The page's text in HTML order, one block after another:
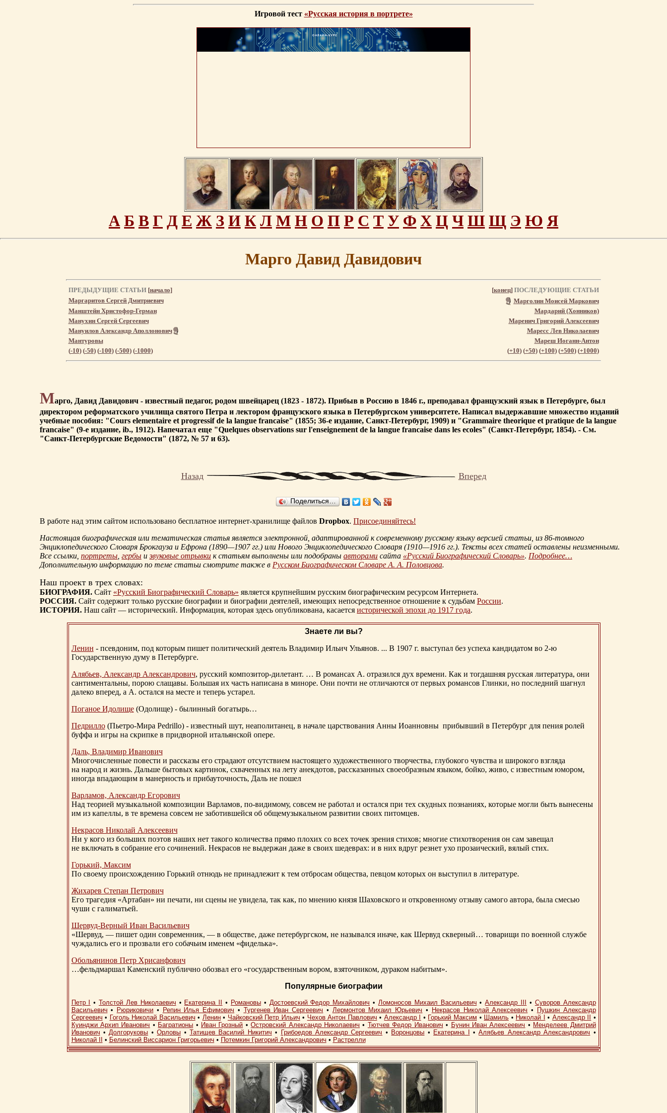
Игровой тест «Русская история в портрете»
А Б В Г Д Е Ж З И К Л М Н О П Р С Т У Ф Х Ц Ч Ш Щ Э Ю Я
Марго Давид Давидович
ПРЕДЫДУЩИЕ СТАТЬИ [начало] [конец]ПОСЛЕДУЮЩИЕ СТАТЬИ
Маргаритов Сергей Дмитриевич
Марголин Моисей Маркович
Манштейн Христофор-Герман
Мардарий (Хонников)
Манухин Сергей Сергеевич
Маренич Григорий Алексеевич
Мануилов Александр Аполлонович
Маресс Лев Николаевич
Мантуровы
Мареш Иоганн-Антон
(-10) (-50) (-100) (-500) (-1000) (+10) (+50) (+100) (+500) (+1000)
Марго, Давид Давидович - известный педагог, родом швейцарец (1823 - 1872). Прибыв в Россию в 1846 г., преподавал французский язык в Петербурге, был
директором реформатского училища святого Петра и лектором французского языка в Петербургском университете. Написал выдержавшие множество изданий
учебные пособия: "Cours elementaire et progressif de la langue francaise" (1855; 36-е издание, Санкт-Петербург, 1909) и "Grammaire theorique et pratique de la langue
francaise" (9-е издание, ib., 1912). Напечатал еще "Quelques observations sur l'enseignement de la langue francaise dans les ecoles" (Санкт-Петербург, 1854). - См.
"Санкт-Петербургские Ведомости" (1872, № 57 и 63).
Назад Вперед
Поделиться…
В работе над этим сайтом использовано бесплатное интернет-хранилище файлов Dropbox. Присоединяйтесь!
Настоящая биографическая или тематическая статья является электронной, адаптированной к современному русскому языку версией статьи, из 86-томного
Энциклопедического Словаря Брокгауза и Ефрона (1890—1907 гг.) или Нового Энциклопедического Словаря (1910—1916 гг.). Тексты всех статей оставлены неизменными.
Все ссылки, портреты, гербы и звуковые отрывки к статьям выполнены или подобраны авторами сайта «Русский Биографический Словарь». Подробнее…
Дополнительную информацию по теме статьи смотрите также в Русском Биографическом Словаре А. А. Половцова.
Наш проект в трех словах:
БИОГРАФИЯ. Сайт «Русский Биографический Словарь» является крупнейшим русским биографическим ресурсом Интернета.
РОССИЯ. Сайт содержит только русские биографии и биографии деятелей, имеющих непосредственное отношение к судьбам России.
ИСТОРИЯ. Наш сайт — исторический. Информация, которая здесь опубликована, касается исторической эпохи до 1917 года.
Знаете ли вы?
Ленин - псевдоним, под которым пишет политический деятель Владимир Ильич Ульянов. ... В 1907 г. выступал без успеха кандидатом во 2-ю
Государственную думу в Петербурге.
Алябьев, Александр Александрович, русский композитор-дилетант. … В романсах А. отразился дух времени. Как и тогдашняя русская литература, они
сантиментальны, порою слащавы. Большая их часть написана в миноре. Они почти не отличаются от первых романсов Глинки, но последний шагнул
далеко вперед, а А. остался на месте и теперь устарел.
Поганое Идолище(Одолище) - былинный богатырь…
Педрилло(Пьетро-Мира Pedrillo) - известный шут, неаполитанец, в начале царствования Анны Иоанновны прибывший в Петербург для пения ролей
буффа и игры на скрипке в придворной итальянской опере.
Даль, Владимир Иванович
Многочисленные повести и рассказы его страдают отсутствием настоящего художественного творчества, глубокого чувства и широкого взгляда
на народ и жизнь. Дальше бытовых картинок, схваченных на лету анекдотов, рассказанных своеобразным языком, бойко, живо, с известным юмором,
иногда впадающим в манерность и прибауточность, Даль не пошел
Варламов, Александр Егорович
Над теорией музыкальной композиции Варламов, по-видимому, совсем не работал и остался при тех скудных познаниях, которые могли быть вынесены
им из капеллы, в те времена совсем не заботившейся об общемузыкальном развитии своих питомцев.
Некрасов Николай Алексеевич
Ни у кого из больших поэтов наших нет такого количества прямо плохих со всех точек зрения стихов; многие стихотворения он сам завещал
не включать в собрание его сочинений. Некрасов не выдержан даже в своих шедеврах: и в них вдруг резнет ухо прозаический, вялый стих.
Горький, Максим
По своему происхождению Горький отнюдь не принадлежит к тем отбросам общества, певцом которых он выступил в литературе.
Жихарев Степан Петрович
Его трагедия «Артабан» ни печати, ни сцены не увидела, так как, по мнению князя Шаховского и откровенному отзыву самого автора, была смесью
чуши с галиматьей.
Шервуд-Верный Иван Васильевич
«Шервуд, — пишет один современник, — в обществе, даже петербургском, не назывался иначе, как Шервуд скверный… товарищи по военной службе
чуждались его и прозвали его собачьим именем «фиделька».
Обольянинов Петр Хрисанфович
…фельдмаршал Каменский публично обозвал его «государственным вором, взяточником, дураком набитым».
Популярные биографии
Петр I •Толстой Лев Николаевич • Екатерина II • Романовы• Достоевский Федор Михайлович • Ломоносов Михаил Васильевич •Александр III • Суворов Александр
Васильевич • Рюриковичи • Репин Илья Ефимович • Тургенев Иван Сергеевич • Лермонтов Михаил Юрьевич • Некрасов Николай Алексеевич •
Пушкин Александр
Сергеевич • Гоголь Николай Васильевич • Ленин• Чайковский Петр Ильич • Чехов Антон Павлович • Александр I • Горький Максим • Шамиль • Николай I • Александр II
•
Куинджи Архип Иванович • Багратионы • Иван Грозный •Островский Александр Николаевич • Тютчев Федор Иванович • Бунин Иван Алексеевич • Менделеев Дмитрий
Иванович •Долгоруковы •Орловы • Татищев Василий Никитич • Грибоедов Александр Сергеевич • Воронцовы • Екатерина I •Алябьев Александр Александрович •
Николай II
• Белинский Виссарион Григорьевич • Потемкин Григорий Александрович • Растрелли